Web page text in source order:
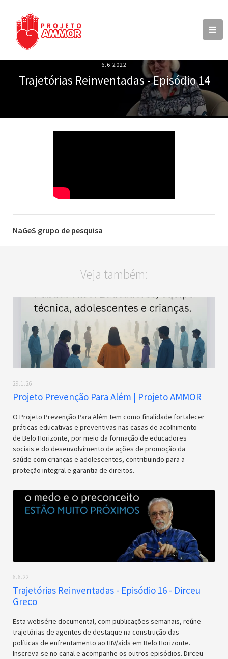
6.6.2022
Trajetórias Reinventadas - Episódio 14
NaGeS grupo de pesquisa
Veja também:
29.1.26
Projeto Prevenção Para Além | Projeto AMMOR
O Projeto Prevenção Para Além tem como finalidade fortalecer
práticas educativas e preventivas nas casas de acolhimento
de Belo Horizonte, por meio da formação de educadores
sociais e do desenvolvimento de ações de promoção da
saúde com crianças e adolescentes, contribuindo para a
proteção integral e garantia de direitos.
6.6.22
Trajetórias Reinventadas - Episódio 16 - Dirceu
Greco
Esta websérie documental, com publicações semanais, reúne
trajetórias de agentes de destaque na construção das
políticas de enfrentamento ao HIV/aids em Belo Horizonte.
Inscreva-se no canal e acompanhe os outros episódios. Dirceu